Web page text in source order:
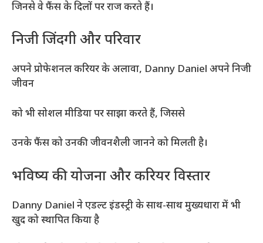
जिनसे वे फैंस के दिलों पर राज करते हैं।
निजी जिंदगी और परिवार
अपने प्रोफेशनल करियर के अलावा, Danny Daniel अपने निजी
जीवन
को भी सोशल मीडिया पर साझा करते हैं, जिससे
उनके फैंस को उनकी जीवनशैली जानने को मिलती है।
भविष्य की योजना और करियर विस्तार
Danny Daniel ने एडल्ट इंडस्ट्री के साथ-साथ मुख्यधारा में भी
खुद को स्थापित किया है